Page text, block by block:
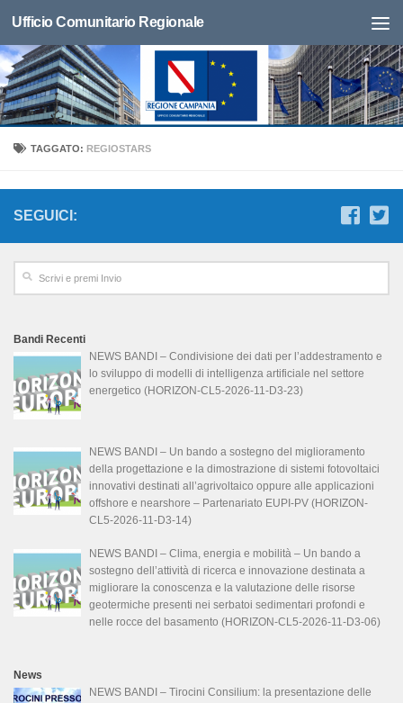
Ufficio Comunitario Regionale
TAGGATO: REGIOSTARS
SEGUICI:
Bandi Recenti
NEWS BANDI – Condivisione dei dati per l’addestramento e
lo sviluppo di modelli di intelligenza artificiale nel settore
energetico (HORIZON-CL5-2026-11-D3-23)
NEWS BANDI – Un bando a sostegno del miglioramento
della progettazione e la dimostrazione di sistemi fotovoltaici
innovativi destinati all’agrivoltaico oppure alle applicazioni
offshore e nearshore – Partenariato EUPI-PV (HORIZON-
CL5-2026-11-D3-14)
NEWS BANDI – Clima, energia e mobilità – Un bando a
sostegno dell’attività di ricerca e innovazione destinata a
migliorare la conoscenza e la valutazione delle risorse
geotermiche presenti nei serbatoi sedimentari profondi e
nelle rocce del basamento (HORIZON-CL5-2026-11-D3-06)
News
NEWS BANDI – Tirocini Consilium: la presentazione delle